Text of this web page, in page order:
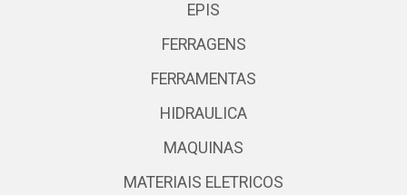
EPIS
FERRAGENS
FERRAMENTAS
HIDRAULICA
MAQUINAS
MATERIAIS ELETRICOS